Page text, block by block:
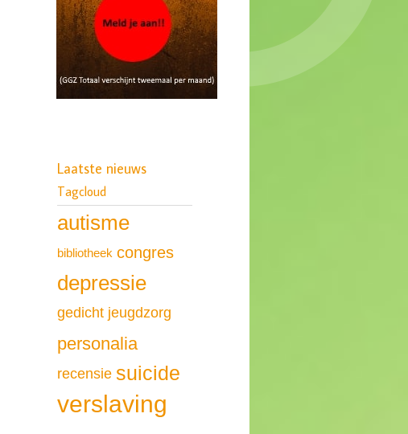
Laatste nieuws
Tagcloud
autisme
bibliotheek congres
depressie
gedicht jeugdzorg
personalia
recensie suicide
verslaving